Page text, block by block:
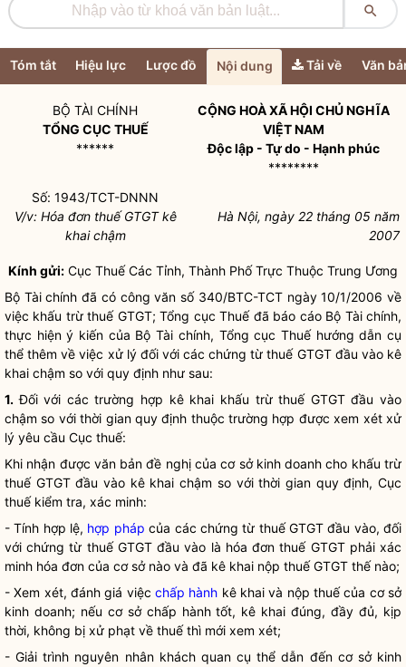

Tóm tắt Hiệu lực Lược đồ Nội dung Tải về Văn
BỘ TÀI CHÍNH
TỔNG CỤC THUẾ
******
CỘNG HOÀ XÃ HỘI CHỦ NGHĨA
VIỆT NAM
Độc lập - Tự do - Hạnh phúc
********
Số: 1943/TCT-DNNN
V/v: Hóa đơn thuế GTGT kê
khai chậm
Hà Nội, ngày 22 tháng 05 năm
2007
Kính gửi: Cục Thuế Các Tỉnh, Thành Phố Trực Thuộc Trung Ương
Bộ Tài chính đã có công văn số 340/BTC-TCT ngày 10/1/2006 về
việc khấu trừ thuế GTGT; Tổng cục Thuế đã báo cáo Bộ Tài chính,
thực hiện ý kiến của Bộ Tài chính, Tổng cục Thuế hướng dẫn cụ
thể thêm về việc xử lý đối với các chứng từ thuế GTGT đầu vào kê
khai chậm so với quy định như sau:
1.Đối với các trường hợp kê khai khấu trừ thuế GTGT đầu vào
chậm so với thời gian quy định thuộc trường hợp được xem xét xử
lý yêu cầu Cục thuế:
Khi nhận được văn bản đề nghị của cơ sở kinh doanh cho khấu trừ
thuế GTGT đầu vào kê khai chậm so với thời gian quy định, Cục
thuế kiểm tra, xác minh:
- Tính hợp lệ, hợp pháp của các chứng từ thuế GTGT đầu vào, đối
với chứng từ thuế GTGT đầu vào là hóa đơn thuế GTGT phải xác
minh hóa đơn của cơ sở nào và đã kê khai nộp thuế GTGT thế nào;
- Xem xét, đánh giá việc chấp hành kê khai và nộp thuế của cơ sở
kinh doanh; nếu cơ sở chấp hànhtốt, kê khai đúng, đầy đủ, kịp
thời, không bị xử phạt về thuế thì mới xem xét;
- Giải trình nguyên nhân khách quan cụ thể dẫn đến cơ sở kinh